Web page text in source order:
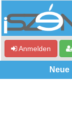
Anmelden
Neue